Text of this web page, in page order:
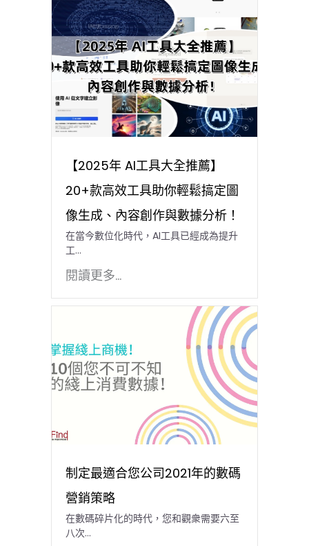
【2025年 AI工具大全推薦】
20+款高效工具助你輕鬆搞定圖
像生成、內容創作與數據分析！
在當今數位化時代，AI工具已經成為提升
工…
閱讀更多...
制定最適合您公司2021年的數碼
營銷策略
在數碼碎片化的時代，您和觀衆需要六至
八次...